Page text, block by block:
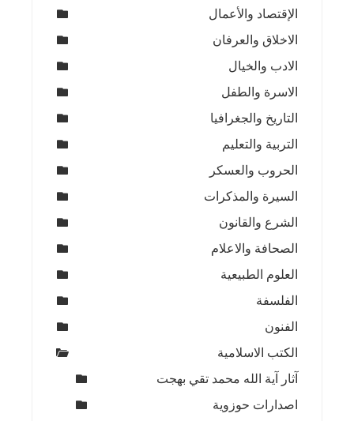
الإقتصاد والأعمال
الاخلاق والعرفان
الادب والخيال
الاسرة والطفل
التاريخ والجغرافيا
التربية والتعليم
الحروب والعسكر
السيرة والمذكرات
الشرع والقانون
الصحافة والاعلام
العلوم الطبيعية
الفلسفة
الفنون
الكتب الاسلامية
آثار آية الله محمد تقي بهجت
اصدارات حوزوية